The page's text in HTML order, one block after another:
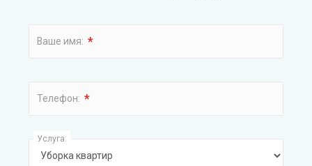
Ваше имя: *
Телефон: *
Услуга: